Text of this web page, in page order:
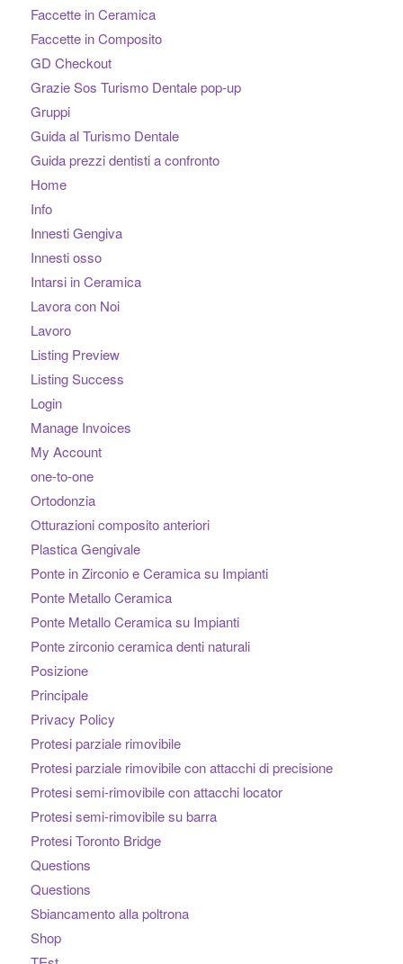
Faccette in Ceramica
Faccette in Composito
GD Checkout
Grazie Sos Turismo Dentale pop-up
Gruppi
Guida al Turismo Dentale
Guida prezzi dentisti a confronto
Home
Info
Innesti Gengiva
Innesti osso
Intarsi in Ceramica
Lavora con Noi
Lavoro
Listing Preview
Listing Success
Login
Manage Invoices
My Account
one-to-one
Ortodonzia
Otturazioni composito anteriori
Plastica Gengivale
Ponte in Zirconio e Ceramica su Impianti
Ponte Metallo Ceramica
Ponte Metallo Ceramica su Impianti
Ponte zirconio ceramica denti naturali
Posizione
Principale
Privacy Policy
Protesi parziale rimovibile
Protesi parziale rimovibile con attacchi di precisione
Protesi semi-rimovibile con attacchi locator
Protesi semi-rimovibile su barra
Protesi Toronto Bridge
Questions
Questions
Sbiancamento alla poltrona
Shop